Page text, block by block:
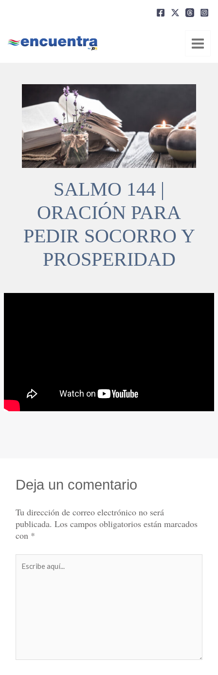
SALMO 144 |
ORACIÓN PARA
PEDIR SOCORRO Y
PROSPERIDAD
Deja un comentario
Tu dirección de correo electrónico no será
publicada. Los campos obligatorios están marcados
con *
aquí...